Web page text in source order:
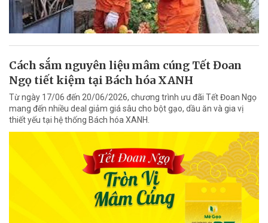
Cách sắm nguyên liệu mâm cúng Tết Đoan
Ngọ tiết kiệm tại Bách hóa XANH
Từ ngày 17/06 đến 20/06/2026, chương trình ưu đãi Tết Đoan Ngọ
mang đến nhiều deal giảm giá sâu cho bột gạo, dầu ăn và gia vị
thiết yếu tại hệ thống Bách hóa XANH.